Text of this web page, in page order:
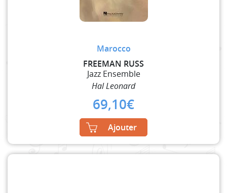
Marocco
FREEMAN RUSS
Jazz Ensemble
Hal Leonard
69,10€
Ajouter